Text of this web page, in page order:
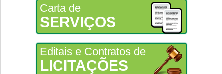
Carta de
SERVIÇOS
Editais e Contratos de
LICITAÇÕES